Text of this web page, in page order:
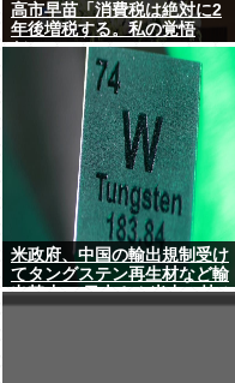
高市早苗「消費税は絶対に2
年後増税する。私の覚悟
だ。」
米政府、中国の輸出規制受け
てタングステン再生材など輸
出禁止へ 日本さん米中に挟み